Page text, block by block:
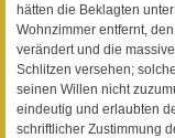
hätten die Beklagten
Wohnzimmer entfernt,
verändert und die
Schlitzen versehen;
seinen Willen nicht
eindeutig und erlaubten
schriftlicher Zustimmung